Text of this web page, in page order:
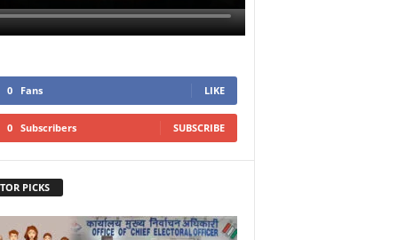
0 Fans LIKE
0 Subscribers SUBSCRIBE
PICKS